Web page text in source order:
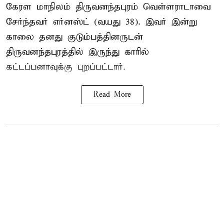
கேரள மாநிலம் திருவனந்தபுரம் வெள்ளராடாவை
சேர்ந்தவர் எர்னஸ்ட் (வயது 38). இவர் இன்று
காலை தனது குடும்பத்தினருடன்
திருவனந்தபுரத்தில் இருந்து காரில்
கட்டப்பனாவுக்கு புறப்பட்டார்.
Read More